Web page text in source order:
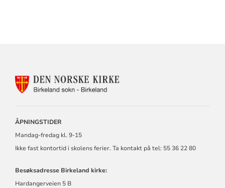
ÅPNINGSTIDER
Mandag-fredag kl. 9-15
Ikke fast kontortid i skolens ferier. Ta kontakt på tel: 55 36 22 80
Besøksadresse Birkeland kirke:
Hardangerveien 5 B